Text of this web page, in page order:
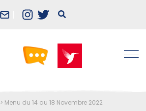
> Menu du 14 au 18 Novembre 2022